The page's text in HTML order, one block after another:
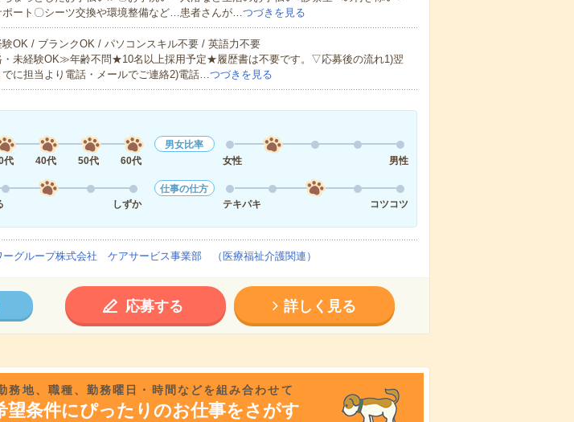
ポート〇シーツ交換や環境整備など…患者さんが…つづきを見る
験OK / ブランクOK / パソコンスキル不要 / 英語力不要
未経験OK≫年齢不問★10名以上採用予定★履歴書は不要です。▽応募後の流れ1)翌
でに担当より電話・メールでご連絡2)電話…つづきを見る
代 40代 50代 60代
男女比率
女性
男性
しずか
仕事の仕方
テキパキ
コツコツ
ーグループ株式会社 ケアサービス事業部 （医療福祉介護関連）
応募する 詳しく見る
務地、職種、勤務曜日・時間などを組み合わせて
望条件にぴったりのお仕事をさがす